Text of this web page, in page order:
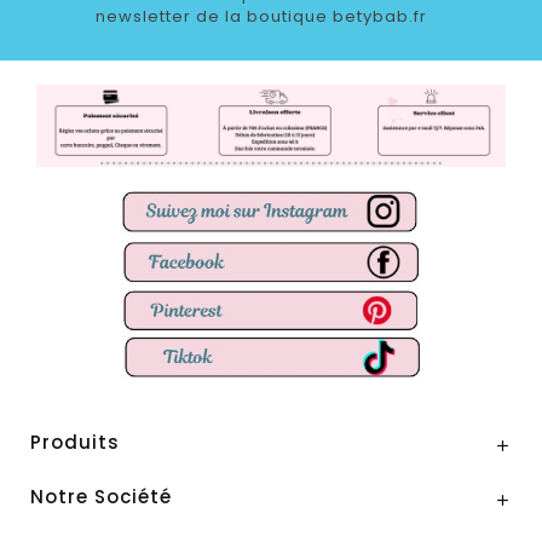
newsletter de la boutique betybab.fr
Produits 
Notre Société 